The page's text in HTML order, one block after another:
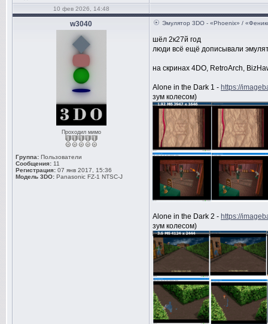
10 фев 2026, 14:48
w3040
Проходил мимо
Группа: Пользователи
Сообщения: 11
Регистрация: 07 янв 2017, 15:36
Модель 3DO: Panasonic FZ-1 NTSC-J
Эмулятор 3DO - «Phoenix» /
шёл 2к27й год
люди всё ещё дописывали
на скринах 4DO, RetroArch,
Alone in the Dark 1 - https://
зум колесом)
Alone in the Dark 2 - https://
зум колесом)